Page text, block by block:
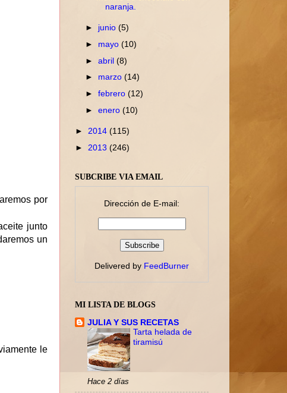
por
junto
un
le
naranja.
► junio(5)
► mayo(10)
►abril(8)
► marzo(14)
►febrero(12)
►enero(10)
► 2014 (115)
► 2013 (246)
SUBCRIBE VIA EMAIL
Dirección de E-mail:
Delivered by FeedBurner
MI LISTA DE BLOGS
JULIA Y SUS RECETAS
Tarta helada de
tiramisú
Hace 2 días